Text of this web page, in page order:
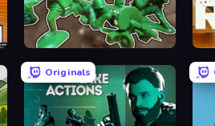
Soldiers - Capture and Control!
Originals